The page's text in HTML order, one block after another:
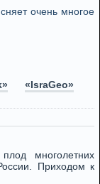
очень многое
«IsraGeo»
многолетних
Приходом к